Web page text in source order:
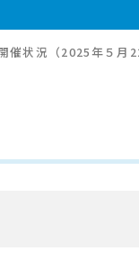
状況（2025年５月